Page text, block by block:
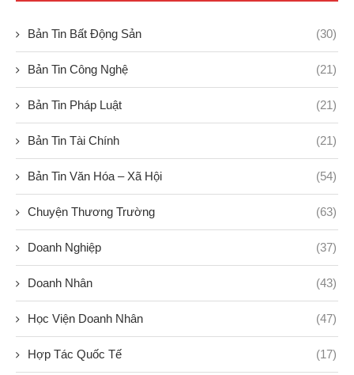
Bản Tin Bất Động Sản (30)
Bản Tin Công Nghệ (21)
Bản Tin Pháp Luật (21)
Bản Tin Tài Chính (21)
Bản Tin Văn Hóa – Xã Hội (54)
Chuyện Thương Trường (63)
Doanh Nghiệp (37)
Doanh Nhân (43)
Học Viện Doanh Nhân (47)
Hợp Tác Quốc Tế (17)